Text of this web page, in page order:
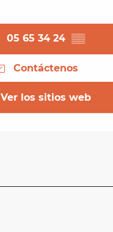
05 65 34 24 ▒▒
Contáctenos
Ver los sitios web